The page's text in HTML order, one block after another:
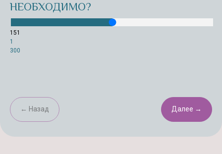
НЕОБХОДИМО?
151
1
300
← Назад Далее →